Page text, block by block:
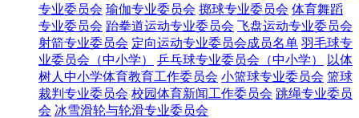
专业委员会 瑜伽专业委员会 掷球专业委员会 体育舞蹈
专业委员会 跆拳道运动专业委员会 飞盘运动专业委员会
射箭专业委员会 定向运动专业委员会成员名单 羽毛球专
业委员会（中小学）
乒乓球专业委员会（中小学）
以体
树人中小学体育教育工作委员会 小篮球专业委员会 篮球
裁判专业委员会 校园体育新闻工作委员会 跳绳专业委员
会 冰雪滑轮与轮滑专业委员会